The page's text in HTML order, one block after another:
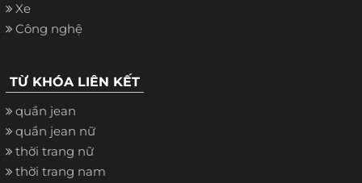
Xe
Công nghệ
TỪ KHÓA LIÊN KẾT
quần jean
quần jean nữ
thời trang nữ
thời trang nam